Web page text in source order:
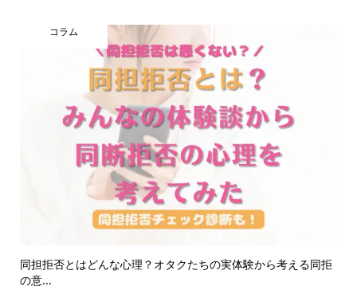
コラム
同担拒否とはどんな心理？オタクたちの実体験から考える同拒
の意...